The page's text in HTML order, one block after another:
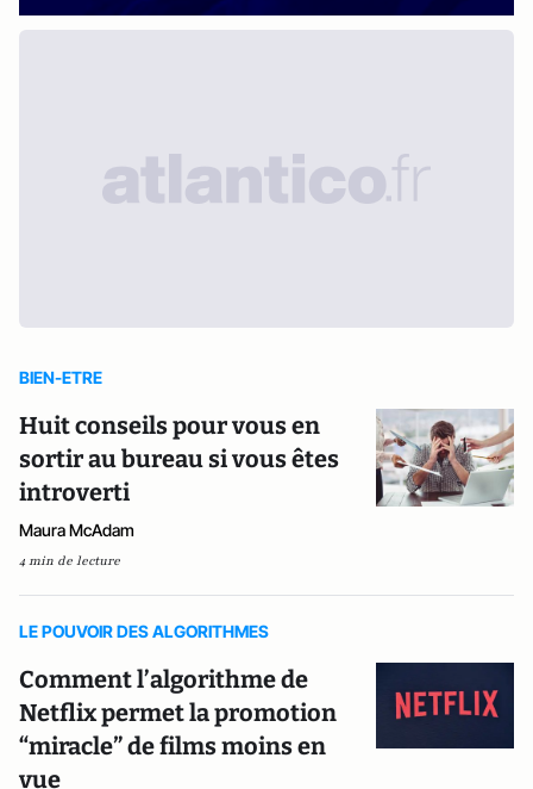
BIEN-ETRE
Huit conseils pour vous en
sortir au bureau si vous êtes
introverti
Maura McAdam
4 min de lecture
LE POUVOIR DES ALGORITHMES
Comment l’algorithme de
Netflix permet la promotion
“miracle” de films moins en
vue